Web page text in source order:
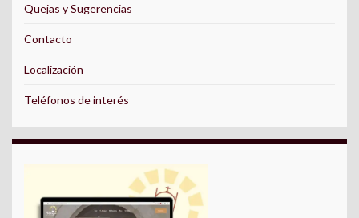
Quejas y Sugerencias
Contacto
Localización
Teléfonos de interés